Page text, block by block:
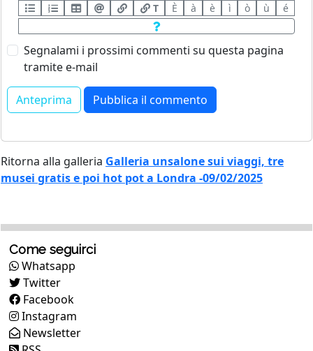
T
È à è ì ò ù é
Segnalami i prossimi commenti su questa pagina
tramite e-mail
Ritorna alla galleria Galleria unsalone sui viaggi, tre
musei gratis e poi hot pot a Londra -09/02/2025
Come seguirci
Whatsapp
Twitter
Facebook
Instagram
Newsletter